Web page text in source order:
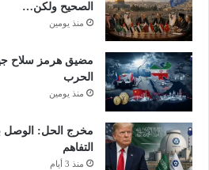
ج
ة
ض
ر
ت
ع
الصحيح ولكن…
منذ يومين
مضيق هرمز سلاح
الحرب
منذ يومين
مخرج الحل: الوصل
التفاهم
منذ 3 أيام